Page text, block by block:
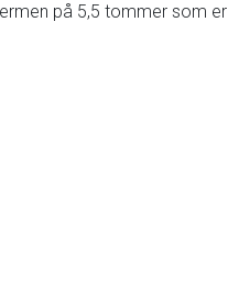
på 5,5 tommer som er